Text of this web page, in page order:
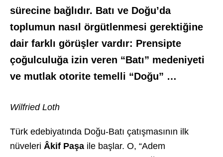
sürecine bağlıdır. Batı ve Doğu’da
toplumun nasıl örgütlenmesi gerektiğine
dair farklı görüşler vardır: Prensipte
çoğulculuğa izin veren “Batı” medeniyeti
ve mutlak otorite temelli “Doğu” …
Wilfried Loth
Türk edebiyatında Doğu-Batı çatışmasının ilk
nüveleri Âkif Paşa ile başlar. O, “Adem